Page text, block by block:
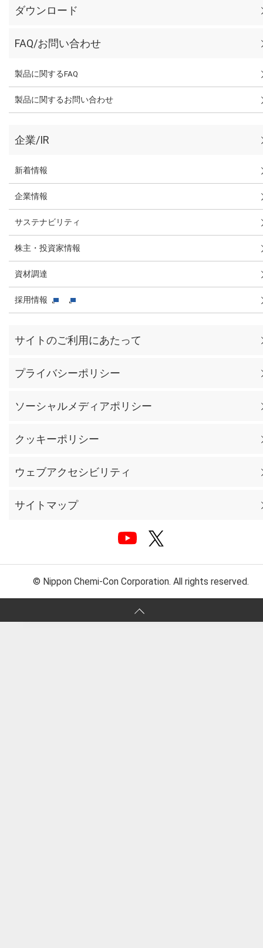
ダウンロード
FAQ/お問い合わせ
製品に関するFAQ
製品に関するお問い合わせ
企業/IR
新着情報
企業情報
サステナビリティ
株主・投資家情報
資材調達
採用情報
サイトのご利用にあたって
プライバシーポリシー
ソーシャルメディアポリシー
クッキーポリシー
ウェブアクセシビリティ
サイトマップ
© Nippon Chemi-Con Corporation. All rights reserved.